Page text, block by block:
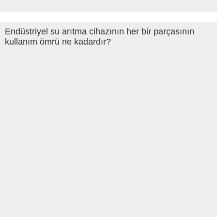
Endüstriyel su arıtma cihazının her bir parçasının
kullanım ömrü ne kadardır?